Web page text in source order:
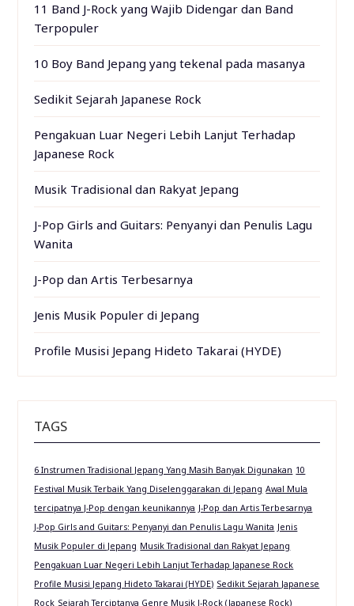
11 Band J-Rock yang Wajib Didengar dan Band
Terpopuler
10 Boy Band Jepang yang tekenal pada masanya
Sedikit Sejarah Japanese Rock
Pengakuan Luar Negeri Lebih Lanjut Terhadap
Japanese Rock
Musik Tradisional dan Rakyat Jepang
J-Pop Girls and Guitars: Penyanyi dan Penulis Lagu
Wanita
J-Pop dan Artis Terbesarnya
Jenis Musik Populer di Jepang
Profile Musisi Jepang Hideto Takarai (HYDE)
TAGS
6 Instrumen Tradisional Jepang Yang Masih Banyak Digunakan 10
Festival Musik Terbaik Yang Diselenggarakan di Jepang Awal Mula
tercipatnya J-Pop dengan keunikannya J-Pop dan Artis Terbesarnya
J-Pop Girls and Guitars: Penyanyi dan Penulis Lagu Wanita Jenis
Musik Populer di Jepang Musik Tradisional dan Rakyat Jepang
Pengakuan Luar Negeri Lebih Lanjut Terhadap Japanese Rock
Profile Musisi Jepang Hideto Takarai (HYDE) Sedikit Sejarah Japanese
Rock Sejarah Terciptanya Genre Musik J-Rock (Japanese Rock)